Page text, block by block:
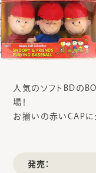
人気のソフトBDの
場！
お揃いの赤いCAPに
発売：